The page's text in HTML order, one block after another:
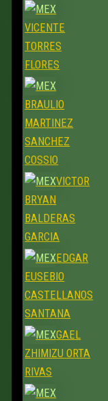
VICENTE
TORRES
FLORES
BRAULIO
MARTINEZ
SANCHEZ
COSSIO
VICTOR
BRYAN
BALDERAS
GARCIA
EDGAR
EUSEBIO
CASTELLANOS
SANTANA
GAEL
ZHIMIZU ORTA
RIVAS